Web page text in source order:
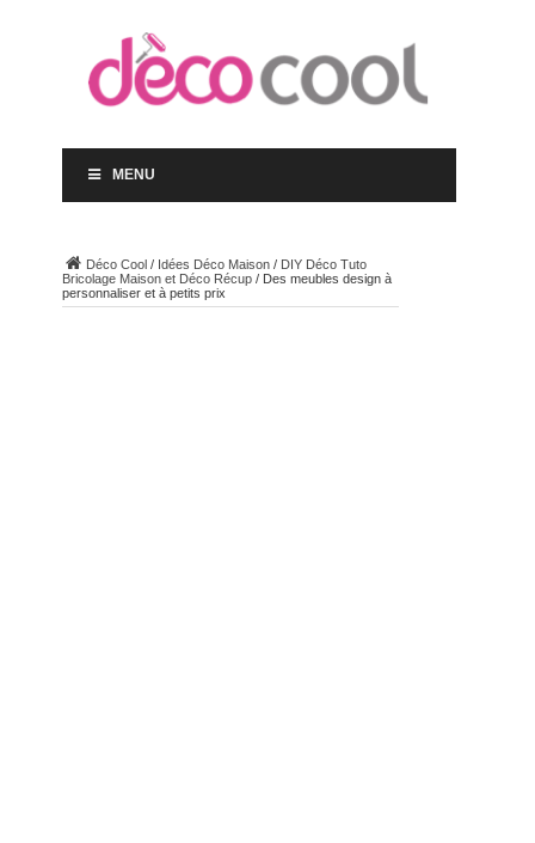
MENU
Déco Cool/ Idées Déco Maison/ DIY Déco Tuto
Bricolage Maison et Déco Récup/ Des meubles design à
personnaliser et à petits prix